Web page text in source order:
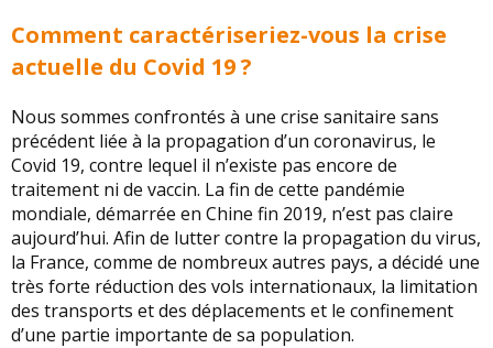
Comment caractériseriez-vous la crise
actuelle du Covid 19 ?
Nous sommes confrontés à une crise sanitaire sans
précédent liée à la propagation d’un coronavirus, le
Covid 19, contre lequel il n’existe pas encore de
traitement ni de vaccin. La fin de cette pandémie
mondiale, démarrée en Chine fin 2019, n’est pas claire
aujourd’hui. Afin de lutter contre la propagation du virus,
la France, comme de nombreux autres pays, a décidé une
très forte réduction des vols internationaux, la limitation
des transports et des déplacements et le confinement
d’une partie importante de sa population.